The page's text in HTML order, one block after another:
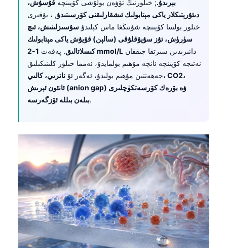
بېرىدۇ.; خىلورنىڭ تۆۋەن بولۇشى كۆپىنچە قۇسۇش،
دىئۇرېتىكلار ياكى مېتابولىك ئىشقارلىقنى كۆرسىتىدۇ, ، يۇقىرى
خىلور بولسا كۆپىنچە شۇنىڭغا ماس كېلىدۇ سۇسىزلىنىش، ئىچ
سۈرۈش، تۇز سۇيۇقلۇقى (سالېن) قۇيۇش ياكى مېتابولىك
كىسلاتالىق. پەقەت 1-2 mmol/L
نەتىجە كۆپىنچە ئانچە مۇھىم بولمايدۇ، ئەمما خىلور كلىنىكىلىق
جەھەتتىن مۇھىم بولىدۇ، ئەگەر ئۇ ناترىي، كالىي، CO2،
ئانئون ئېرىش (anion gap) ۋە بۆرەك كۆرسەتكۈچلىرى
بىلەن بىللە ئۆزگەرسە.